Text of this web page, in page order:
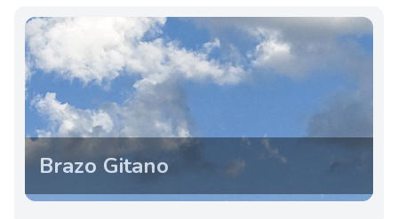
Brazo Gitano